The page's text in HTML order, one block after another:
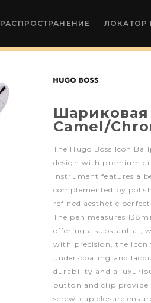
РАСПРОСТРАНЕНИЕ ЛОКАТОР
Шариковая
Camel/
The Hugo Boss Icon
design with premium
instrument features a
complemented by
refined aesthetic
The pen measures
offering a substantial,
with precision, the Icon
under-coating and
durability and a
button and clip provide
screw-cap closure